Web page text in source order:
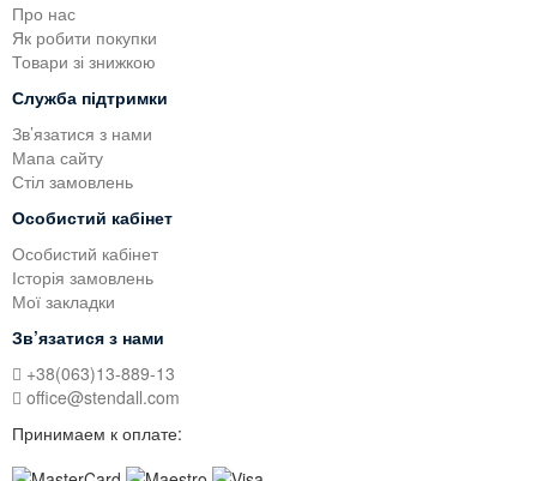
Про нас
Як робити покупки
Товари зі знижкою
Служба підтримки
Зв’язатися з нами
Мапа сайту
Стіл замовлень
Особистий кабінет
Особистий кабінет
Історія замовлень
Мої закладки
Зв’язатися з нами
+38(063)13-889-13
office@stendall.com
Принимаем к оплате: